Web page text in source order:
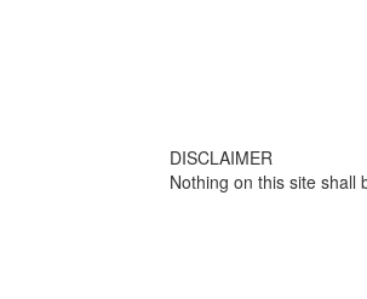
DISCLAIMER
Nothing on this site shall